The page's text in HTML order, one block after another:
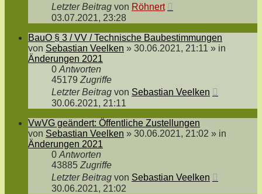
Letzter Beitrag von Röhnert
03.07.2021, 23:28
BauO § 3 / VV / Technische Baubestimmungen
von Sebastian Veelken » 30.06.2021, 21:11 » in
Änderungen 2021
0 Antworten
45179 Zugriffe
Letzter Beitrag von Sebastian Veelken
30.06.2021, 21:11
VwVG geändert: Öffentliche Zustellungen
von Sebastian Veelken » 30.06.2021, 21:02 » in
Änderungen 2021
0 Antworten
43885 Zugriffe
Letzter Beitrag von Sebastian Veelken
30.06.2021, 21:02